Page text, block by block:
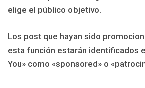
elige el público objetivo.
Los post que hayan sido
esta función estarán identificados
You» como «sponsored» o